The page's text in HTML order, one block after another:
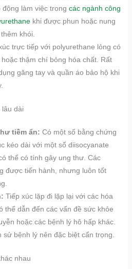
làm việc trong các ngành công
khi được phun hoặc nung
khói.
trực tiếp với polyurethane lỏng có
thậm chí bỏng hóa chất. Rất
găng tay và quần áo bảo hộ khi
dài
tiềm ẩn: Có một số bằng chứng
kéo dài với một số diisocyanate
thể có tính gây ung thư. Các
được tiến hành, nhưng luôn tốt
Tiếp xúc lặp đi lặp lại với các hóa
thể dẫn đến các vấn đề sức khỏe
hoặc các bệnh lý hô hấp khác.
bệnh lý nên đặc biệt cẩn trọng.
nhau